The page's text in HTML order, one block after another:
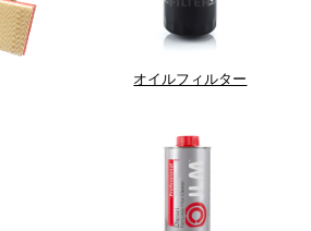
オイルフィルター